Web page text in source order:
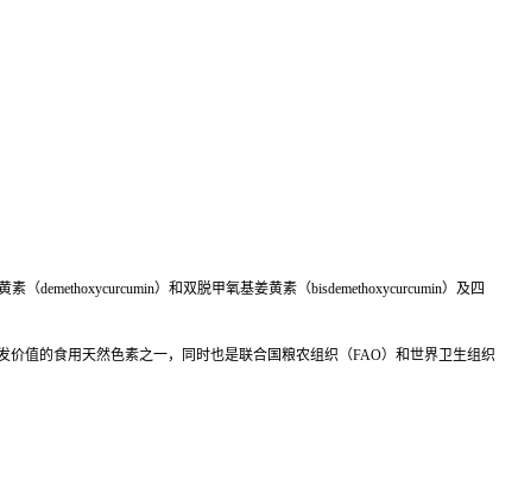
demethoxycurcumin）和双脱甲氧基姜黄素（bisdemethoxycurcumin）及四
值的食用天然色素之一，同时也是联合国粮农组织（FAO）和世界卫生组织